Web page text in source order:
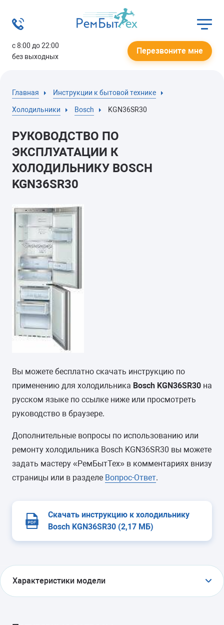
с 8:00 до 22:00
без выходных
Перезвоните мне
Главная Инструкции к бытовой технике
Холодильники Bosch KGN36SR30
РУКОВОДСТВО ПО
ЭКСПЛУАТАЦИИ К
ХОЛОДИЛЬНИКУ BOSCH
KGN36SR30
Вы можете бесплатно скачать инструкцию по
применению для холодильника Bosch KGN36SR30 на
русском языке по ссылке ниже или просмотреть
руководство в браузере.
Дополнительные вопросы по использованию или
ремонту холодильника Bosch KGN36SR30 вы можете
задать мастеру «РемБытТех» в комментариях внизу
страницы или в разделе Вопрос-Ответ.
Скачать инструкцию к холодильнику
Bosch KGN36SR30 (2,17 МБ)
Характеристики модели